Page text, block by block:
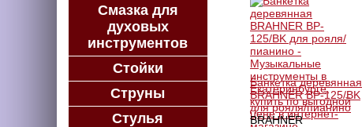
Банкетка деревянная
BRAHNER BP-125/BK
для рояля/пианино
BRAHNER
Смазка для
духовых
инструментов
Стойки
Струны
Стулья